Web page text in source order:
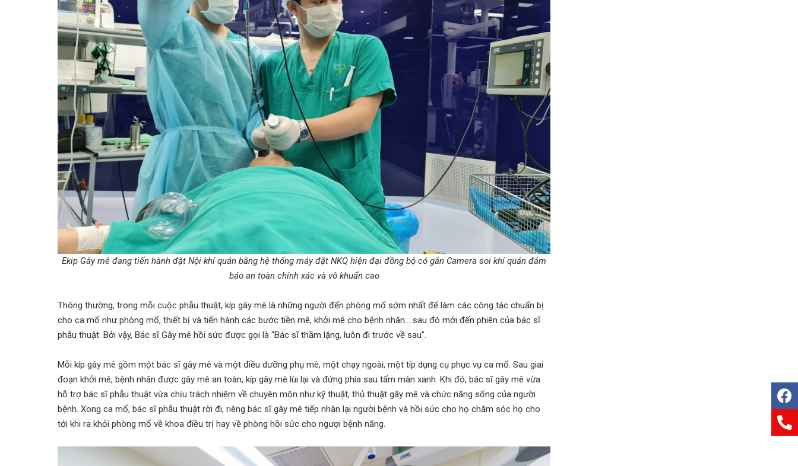
Ekip Gây mê đang tiến hành đặt Nội khí quản bằng hệ thống máy đặt NKQ hiện đại đồng bộ có gắn Camera soi khí quản đảm
báo an toàn chính xác và vô khuẩn cao
Thông thường, trong mỗi cuộc phẫu thuật, kíp gây mê là những người đến phòng mổ sớm nhất để làm các công tác chuẩn bị
cho ca mổ như phòng mổ, thiết bị và tiến hành các bước tiền mê, khởi mê cho bệnh nhân… sau đó mới đến phiên của bác sĩ
phẫu thuật. Bởi vậy, Bác sĩ Gây mê hồi sức được gọi là “Bác sĩ thầm lặng, luôn đi trước về sau”.
Mỗi kíp gây mê gồm một bác sĩ gây mê và một điều dưỡng phụ mê, một chạy ngoài, một típ dụng cụ phục vụ ca mổ. Sau giai
đoạn khởi mê, bệnh nhân được gây mê an toàn, kíp gây mê lùi lại và đứng phía sau tấm màn xanh. Khi đó, bác sĩ gây mê vừa
hỗ trợ bác sĩ phẫu thuật vừa chịu trách nhiệm về chuyên môn như kỹ thuật, thủ thuật gây mê và chức năng sống của người
bệnh. Xong ca mổ, bác sĩ phẫu thuật rời đi, riêng bác sĩ gây mê tiếp nhận lại người bệnh và hồi sức cho họ chăm sóc họ cho
tới khi ra khỏi phòng mổ về khoa điều trị hay về phòng hồi sức cho ngượi bệnh năng.